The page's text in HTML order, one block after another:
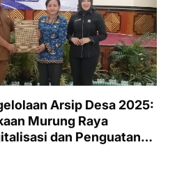
Arsip Desa 2025:
Murung Raya
dan Penguatan